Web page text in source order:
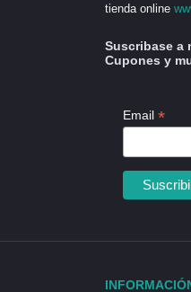
tienda online
Suscribase a
Cupones y
Email *